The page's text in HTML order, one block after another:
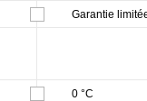
Garantie
0 °C